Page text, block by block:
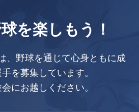
を楽しもう！
、野球を通じて心身ともに成
を募集しています。
にお越しください。